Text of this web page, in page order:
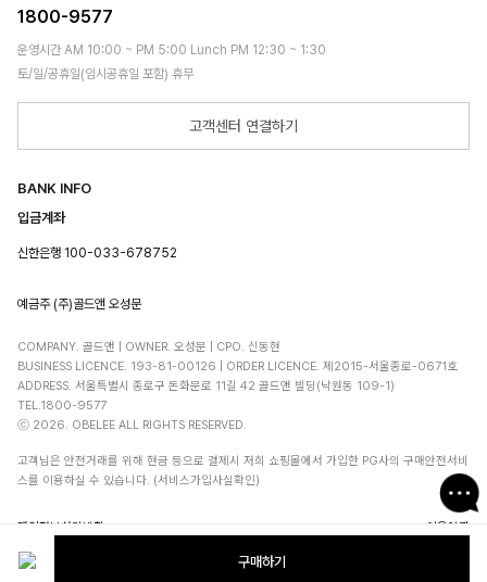
구매하기
1800-9577
운영시간 AM 10:00 ~ PM 5:00 Lunch PM 12:30 ~ 1:30
토/일/공휴일(임시공휴일 포함) 휴무
고객센터 연결하기
BANK INFO
입금계좌
신한은행 100-033-678752
예금주 (주)골드앤 오성문
COMPANY. 골드앤 | OWNER. 오성문 | CPO. 신동현
BUSINESS LICENCE. 193-81-00126 | ORDER LICENCE. 제2015-서울종로-0671호
ADDRESS. 서울특별시 종로구 돈화문로 11길 42 골드앤 빌딩(낙원동 109-1)
TEL.1800-9577
ⓒ 2026. OBELEE ALL RIGHTS RESERVED.
고객님은 안전거래를 위해 현금 등으로 결제시 저희 쇼핑몰에서 가입한 PG사의 구매안전서비
스를 이용하실 수 있습니다. (서비스가입사실확인)
개인정보처리방침 이용약관